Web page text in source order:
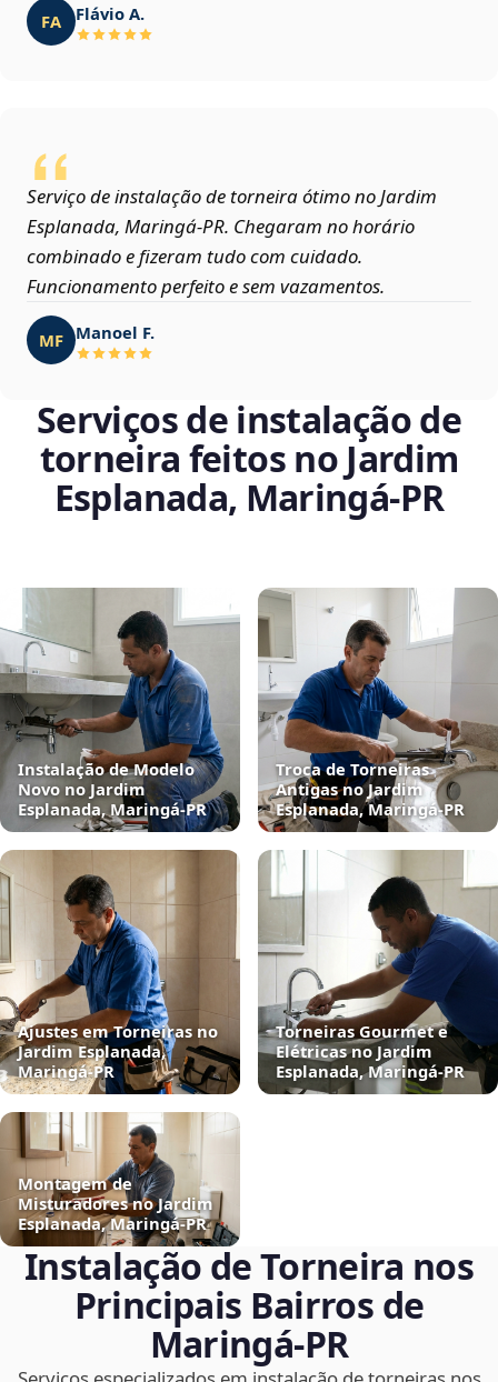
FA Flávio A.
Serviço de instalação de torneira ótimo no Jardim
Esplanada, Maringá‑PR. Chegaram no horário
combinado e fizeram tudo com cuidado.
Funcionamento perfeito e sem vazamentos.
MF Manoel F.
Serviços de instalação de
torneira feitos no Jardim
Esplanada, Maringá‑PR
Instalação de Modelo
Novo no Jardim
Esplanada, Maringá‑PR
Troca de Torneiras
Antigas no Jardim
Esplanada, Maringá‑PR
Ajustes em Torneiras no
Jardim Esplanada,
Maringá‑PR
Torneiras Gourmet e
Elétricas no Jardim
Esplanada, Maringá‑PR
Montagem de
Misturadores no Jardim
Esplanada, Maringá‑PR
Instalação de Torneira nos
Principais Bairros de
Maringá‑PR